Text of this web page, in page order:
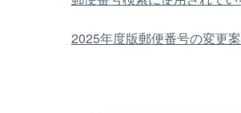
2025年度版郵便番号の変更